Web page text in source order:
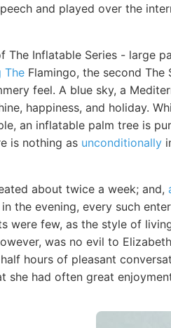
and played over the
The Inflatable Series - large
The Flamingo, the second The
feel. A blue sky, a
happiness, and holiday.
an inflatable palm tree is
is nothing as unconditionally
about twice a week; and,
the evening, every such
were few, as the style of
was no evil to
hours of pleasant
she had often great